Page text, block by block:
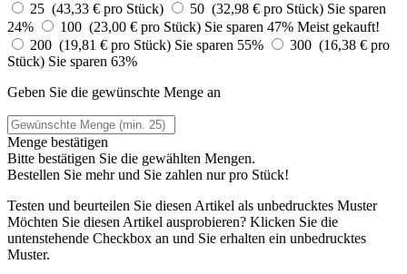
25 (43,33 € pro Stück)
50 (32,98 € pro Stück) Sie sparen
24%
100 (23,00 € pro Stück) Sie sparen 47% Meist gekauft!
200 (19,81 € pro Stück) Sie sparen 55%
300 (16,38 € pro
Stück) Sie sparen 63%
Geben Sie die gewünschte Menge an
Menge bestätigen
Bitte bestätigen Sie die gewählten Mengen.
Bestellen Sie mehr und Sie zahlen nurpro Stück!
Testen und beurteilen Sie diesen Artikel als unbedrucktes Muster
Möchten Sie diesen Artikel ausprobieren? Klicken Sie die
untenstehende Checkbox an und Sie erhalten ein unbedrucktes
Muster.